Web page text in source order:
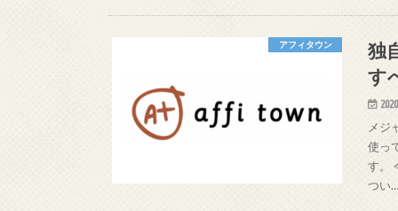
アフィタウン
独
す
メジ
使っ
す。
つい…